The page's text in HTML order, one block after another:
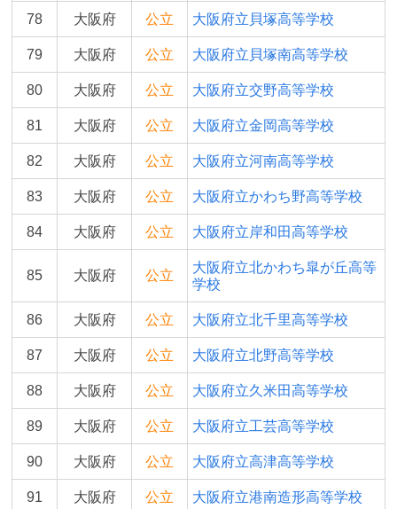
78 大阪府 公立 大阪府立貝塚高等学校
79 大阪府 公立 大阪府立貝塚南高等学校
80 大阪府 公立 大阪府立交野高等学校
81 大阪府 公立 大阪府立金岡高等学校
82 大阪府 公立 大阪府立河南高等学校
83 大阪府 公立 大阪府立かわち野高等学校
84 大阪府 公立 大阪府立岸和田高等学校
85 大阪府 公立
大阪府立北かわち皐が丘高等
学校
86 大阪府 公立 大阪府立北千里高等学校
87 大阪府 公立 大阪府立北野高等学校
88 大阪府 公立 大阪府立久米田高等学校
89 大阪府 公立 大阪府立工芸高等学校
90 大阪府 公立 大阪府立高津高等学校
91 大阪府 公立 大阪府立港南造形高等学校